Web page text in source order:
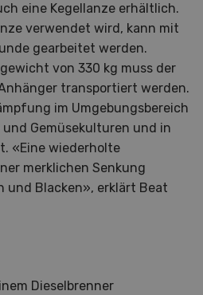
eine Kegellanze erhältlich.
verwendet wird, kann mit
gearbeitet werden.
von 330 kg muss der
transportiert werden.
im Umgebungsbereich
Gemüsekulturen und in
«Eine wiederholte
merklichen Senkung
und Blacken», erklärt Beat
Dieselbrenner